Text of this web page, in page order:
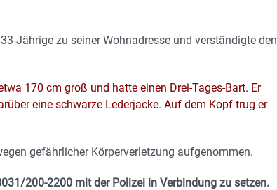
Jährige zu seiner Wohnadresse und verständigte den
170 cm groß und hatte einen Drei-Tages-Bart. Er
eine schwarze Lederjacke. Auf dem Kopf trug er
gefährlicher Körperverletzung aufgenommen.
200-2200 mit der Polizei in Verbindung zu setzen.